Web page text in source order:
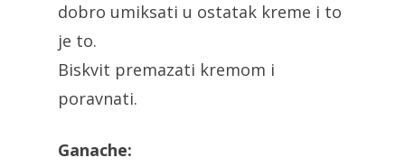
dobro umiksati u ostatak kreme i to
je to.
Biskvit premazati kremom i
poravnati.
Ganache: